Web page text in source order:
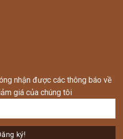
nhận được các thông báo về
giá của chúng tôi